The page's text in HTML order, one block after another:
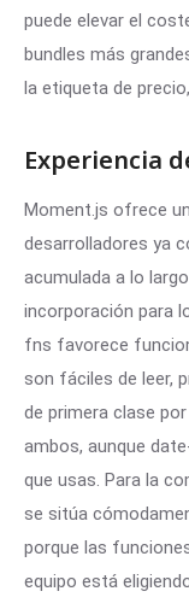
puede elevar el
bundles más
la etiqueta de
Experiencia
Moment.js ofrece
desarrolladores ya
acumulada a lo
incorporación para
fns favorece
son fáciles de leer,
de primera clase
ambos, aunque
que usas. Para la
se sitúa
porque las
equipo está